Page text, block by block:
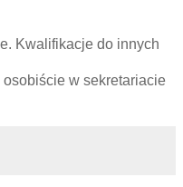
Kwalifikacje do innych
w sekretariacie